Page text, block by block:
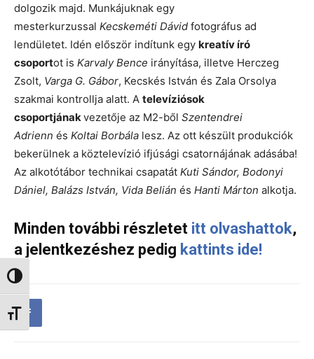
Nagy kontraszt váltása
Betűméret váltása
dolgozik majd. Munkájuknak egy
mesterkurzussal Kecskeméti Dávid fotográfus ad
lendületet. Idén először indítunk egy kreatív író
csoportot is Karvaly Bence irányítása, illetve Herczeg
Zsolt, Varga G. Gábor, Kecskés István és Zala Orsolya
szakmai kontrollja alatt. A televíziósok
csoportjánakvezetője az M2-ből Szentendrei
Adrienn és Koltai Borbála lesz. Az ott készült produkciók
bekerülnek a köztelevízió ifjúsági csatornájának adásába!
Az alkotótábor technikai csapatát Kuti Sándor, Bodonyi
Dániel, Balázs István, Vida Belián és Hanti Márton alkotja.
Minden további részletet itt olvashattok,
a jelentkezéshez pedig kattints ide!